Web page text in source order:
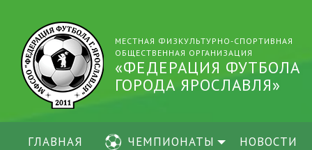
МЕСТНАЯ ФИЗКУЛЬТУРНО-СПОРТИВНАЯ
ОБЩЕСТВЕННАЯ ОРГАНИЗАЦИЯ
«ФЕДЕРАЦИЯ ФУТБОЛА
ГОРОДА ЯРОСЛАВЛЯ»
ГЛАВНАЯ ЧЕМПИОНАТЫ НОВОСТИ